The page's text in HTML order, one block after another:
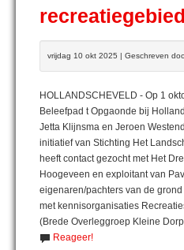
vrijdag 10 okt 2025 | Geschreven
HOLLANDSCHEVELD - Op 1
Beleefpad t Opgaonde bij
Jetta Klijnsma en Jeroen
initiatief van Stichting Het
heeft contact gezocht met Het
Hoogeveen en exploitant van
eigenaren/pachters van de
met kennisorganisaties
(Brede Overleggroep Kleine
Reageer!